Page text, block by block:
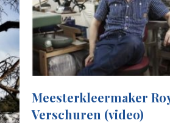
Meesterkleermaker
Verschuren (video)